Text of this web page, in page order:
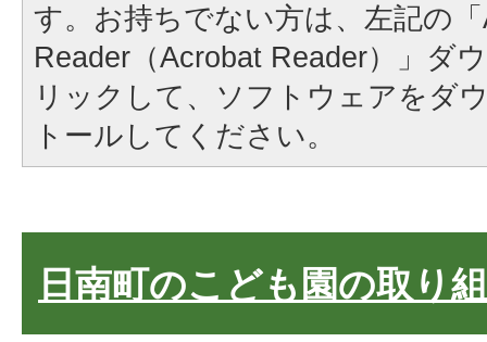
す。お持ちでない方は、左記の
Reader（Acrobat Reader）」ダ
リックして、ソフトウェアをダ
トールしてください。
日南町のこども園の取り